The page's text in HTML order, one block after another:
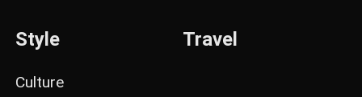
Style
Culture
Travel